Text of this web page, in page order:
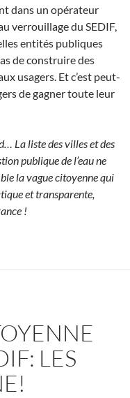
dans un opérateur
verrouillage du SEDIF,
entités publiques
de construire des
usagers. Et c’est peut-
de gagner toute leur
La liste des villes et des
publique de l’eau ne
la vague citoyenne qui
et transparente,
!
LES